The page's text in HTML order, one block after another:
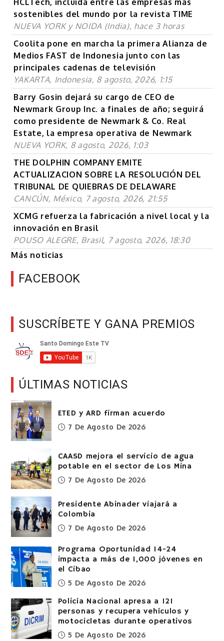
HCLTech, incluida entre las empresas más
sostenibles del mundo por la revista TIME
NUEVA YORK y NOIDA (India), hace 3 horas
Coolita pone en marcha la primera Alianza de
Medios FAST de Indonesia junto con las
principales cadenas de televisión
YAKARTA, Indonesia, 8 agosto, 2026, 1:15
Barry Gosin dejará su cargo de CEO de
Newmark Group Inc. a finales de año; seguirá
como presidente de Newmark & Co. Real
Estate, la empresa operativa de Newmark
NUEVA YORK, 8 agosto, 2026, 1:03
THE DOLPHIN COMPANY EMITE
ACTUALIZACION SOBRE LA RESOLUCIÓN DEL
TRIBUNAL DE QUIEBRAS DE DELAWARE
CANCÚN, México, 7 agosto, 2026, 21:55
XCMG refuerza la fabricación a nivel local y la
innovación en Brasil
POUSO ALEGRE, Brasil, 7 agosto, 2026, 18:30
Más noticias
FACEBOOK
SUSCRÍBETE Y GANA PREMIOS
ÚLTIMAS NOTICIAS
ETED y ARD firman acuerdo
7 De Agosto De 2026
CAASD mejora el servicio de agua
potable en el sector de Los Mina
7 De Agosto De 2026
Presidente Abinader viajará a
Colombia
7 De Agosto De 2026
Programa Oportunidad 14-24
impacta a más de 1,000 jóvenes en
el Cibao
5 De Agosto De 2026
Policía Nacional apresa a 121
personas y recupera vehículos y
motocicletas durante operativos
5 De Agosto De 2026